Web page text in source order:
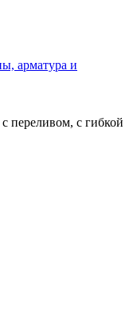
арматура и
переливом, с гибкой